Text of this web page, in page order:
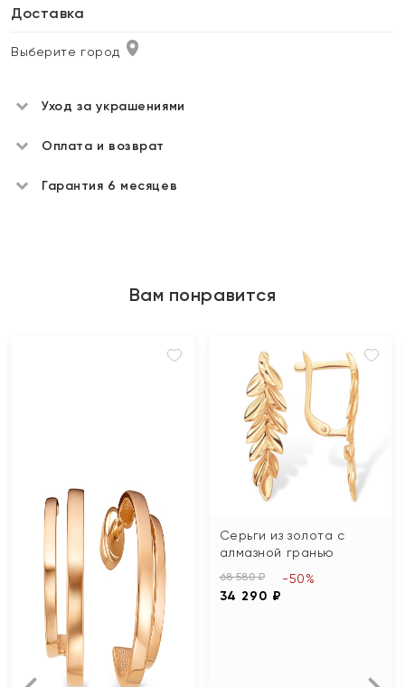
Доставка
Выберите город
Уход за украшениями
Оплата и возврат
Гарантия 6 месяцев
Вам понравится
Серьги из золота с
алмазной гранью
68 580 ₽
34 290 ₽
-50%